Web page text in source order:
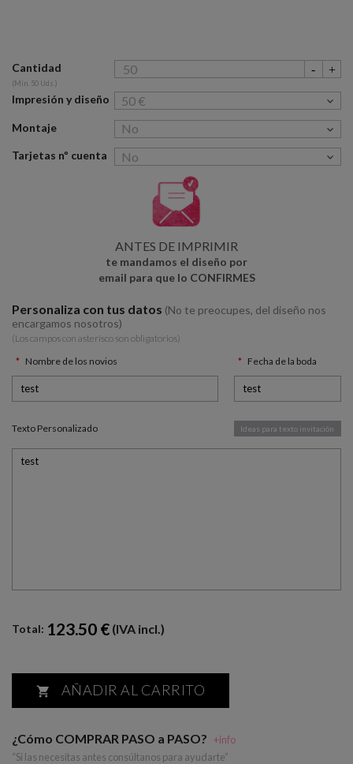
Cantidad
(Min. 50 Uds.)
Impresión y diseño
Montaje
Tarjetas nº cuenta
ANTES DE IMPRIMIR
te mandamos el diseño por
email para que lo CONFIRMES
Personaliza con tus datos (No te preocupes, del diseño nos
encargamos nosotros)
(Los campos con asterísco son obligatorios)
Nombre de los novios
Fecha de la boda
Texto Personalizado Ideas para texto invitación
Total: 123.50 € (IVA incl.)
 AÑADIR AL CARRITO
¿Cómo COMPRAR PASO a PASO? +info
“Si las necesitas antes consúltanos para ayudarte”